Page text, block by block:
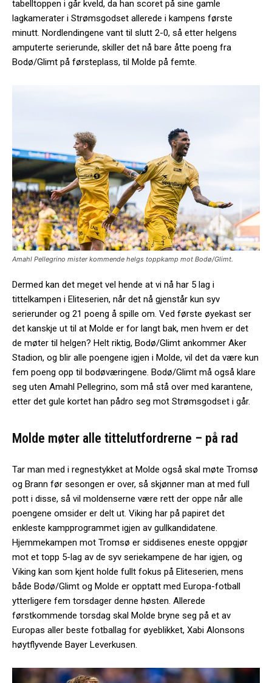
tabelltoppen i går kveld, da han scoret på sine gamle
lagkamerater i Strømsgodset allerede i kampens første
minutt. Nordlendingene vant til slutt 2-0, så etter helgens
amputerte serierunde, skiller det nå bare åtte poeng fra
Bodø/Glimt på førsteplass, til Molde på femte.
Amahl Pellegrino mister kommende helgs toppkamp mot Bodø/Glimt.
Dermed kan det meget vel hende at vi nå har 5 lag i
tittelkampen i Eliteserien, når det nå gjenstår kun syv
serierunder og 21 poeng å spille om. Ved første øyekast ser
det kanskje ut til at Molde er for langt bak, men hvem er det
de møter til helgen? Helt riktig, Bodø/Glimt ankommer Aker
Stadion, og blir alle poengene igjen i Molde, vil det da være kun
fem poeng opp til bodøværingene. Bodø/Glimt må også klare
seg uten Amahl Pellegrino, som må stå over med karantene,
etter det gule kortet han pådro seg mot Strømsgodset i går.
Molde møter alle tittelutfordrerne – på rad
Tar man med i regnestykket at Molde også skal møte Tromsø
og Brann før sesongen er over, så skjønner man at med full
pott i disse, så vil moldenserne være rett der oppe når alle
poengene omsider er delt ut. Viking har på papiret det
enkleste kampprogrammet igjen av gullkandidatene.
Hjemmekampen mot Tromsø er siddisenes eneste oppgjør
mot et topp 5-lag av de syv seriekampene de har igjen, og
Viking kan som kjent holde fullt fokus på Eliteserien, mens
både Bodø/Glimt og Molde er opptatt med Europa-fotball
ytterligere fem torsdager denne høsten. Allerede
førstkommende torsdag skal Molde bryne seg på et av
Europas aller beste fotballag for øyeblikket, Xabi Alonsons
høytflyvende Bayer Leverkusen.